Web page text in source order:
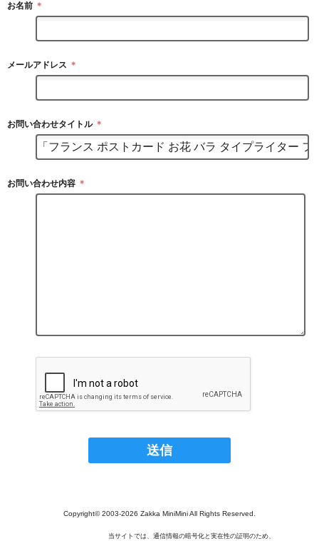
お名前 ＊
メールアドレス ＊
お問い合わせタイトル ＊
お問い合わせ内容 ＊
Copyright© 2003‐2026 Zakka MiniMini All Rights Reserved.
当サイトでは、通信情報の暗号化と実在性の証明のため、